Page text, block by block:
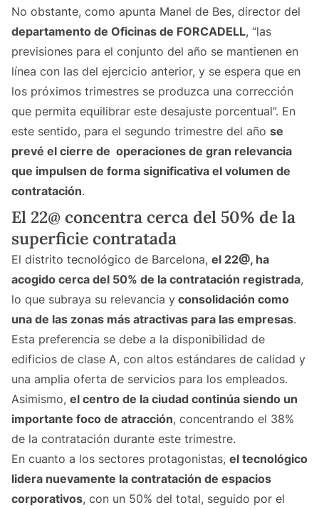
No obstante, como apunta Manel de Bes, director del
departamento de Oficinas de FORCADELL, “las
previsiones para el conjunto del año se mantienen en
línea con las del ejercicio anterior, y se espera que en
los próximos trimestres se produzca una corrección
que permita equilibrar este desajuste porcentual”. En
este sentido, para el segundo trimestre del año se
prevé el cierre de operaciones de gran relevancia
que impulsen de forma significativa el volumen de
contratación.
El 22@ concentra cerca del 50% de la
superficie contratada
El distrito tecnológico de Barcelona, el 22@, ha
acogido cerca del 50% de la contratación registrada,
lo que subraya su relevancia y consolidación como
una de las zonas más atractivas para las empresas.
Esta preferencia se debe a la disponibilidad de
edificios de clase A, con altos estándares de calidad y
una amplia oferta de servicios para los empleados.
Asimismo, el centro de la ciudad continúa siendo un
importante foco de atracción, concentrando el 38%
de la contratación durante este trimestre.
En cuanto a los sectores protagonistas, el tecnológico
lidera nuevamente la contratación de espacios
corporativos, con un 50% del total, seguido por el